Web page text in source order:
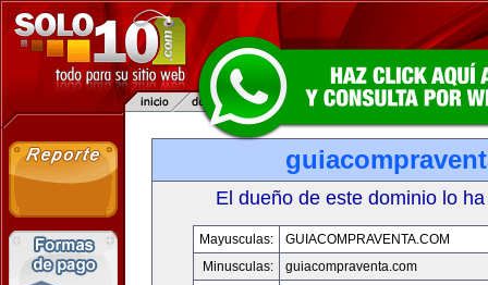
El dueño de este dominio lo
Mayusculas:
GUIACOMPRAVENTA.COM
Minusculas:
guiacompraventa.com